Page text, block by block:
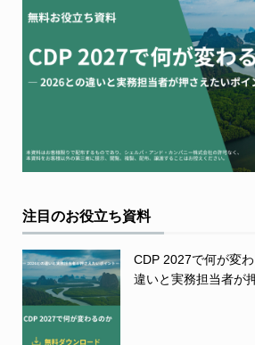
注目のお役立ち資料
CDP 2027で何が変
違いと実務担当者が